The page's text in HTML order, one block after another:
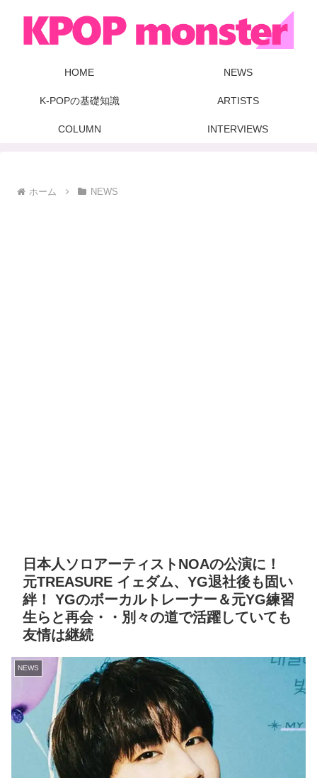
HOME NEWS
K-POPの基礎知識 ARTISTS
COLUMN INTERVIEWS
ホーム NEWS
日本人ソロアーティストNOAの公演に！
元TREASURE イェダム、YG退社後も固い
絆！ YGのボーカルトレーナー＆元YG練習
生らと再会・・別々の道で活躍していても
友情は継続
NEWS